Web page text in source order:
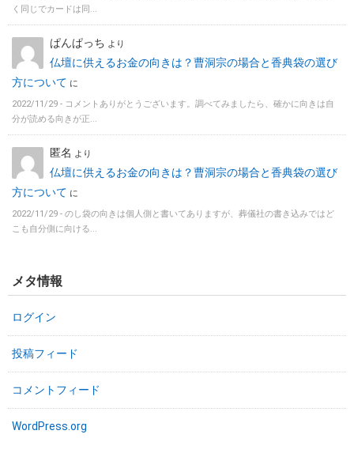
く同じでカードは同...
ぱんぱっち より
仏壇に供えるお金の向きは？曹洞宗の場合と香典袋の選び
方について に
2022/11/29 - コメントありがとうございます。調べてみましたら、確かに向きは自
分が読める向きが正...
匿名 より
仏壇に供えるお金の向きは？曹洞宗の場合と香典袋の選び
方について に
2022/11/29 - のし袋の向きは個人側と書いてありますが、葬儀社の書き込みではど
こも自分側に向ける...
メタ情報
ログイン
投稿フィード
コメントフィード
WordPress.org